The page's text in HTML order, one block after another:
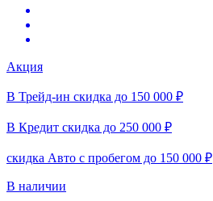
Акция
В Трейд-ин скидка до 150 000 ₽
В Кредит скидка до 250 000 ₽
скидка Авто с пробегом до 150 000 ₽
В наличии